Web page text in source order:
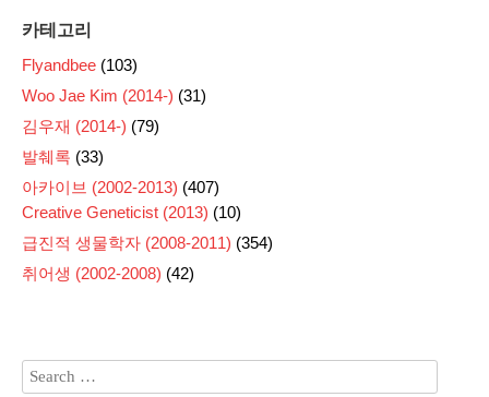
카테고리
Flyandbee (103)
Woo Jae Kim (2014-) (31)
김우재 (2014-) (79)
발췌록 (33)
아카이브 (2002-2013) (407)
Creative Geneticist (2013) (10)
급진적 생물학자 (2008-2011) (354)
취어생 (2002-2008) (42)